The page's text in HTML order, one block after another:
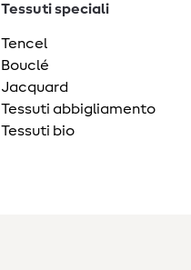
Tessuti speciali
Tencel
Bouclé
Jacquard
Tessuti abbigliamento
Tessuti bio